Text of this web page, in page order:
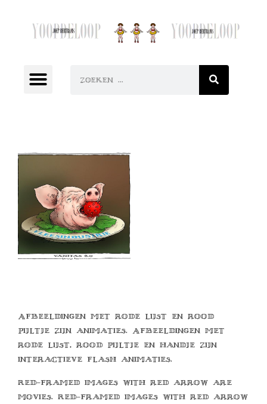
Afbeeldingen met rode lijst en rood
pijltje zijn animaties. Afbeeldingen met
rode lijst, rood pijltje en handje zijn
interactieve flash animaties.
Red-framed images with red arrow are
movies. Red-framed images with red arrow